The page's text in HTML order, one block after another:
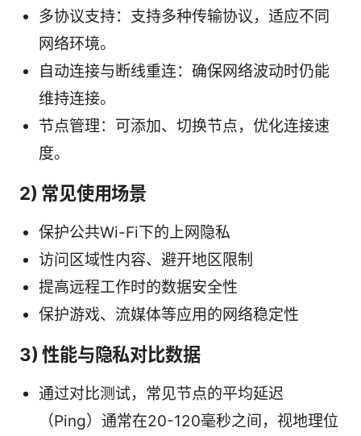
多协议支持：支持多种传输协议，适应不同
网络环境。
自动连接与断线重连：确保网络波动时仍能
维持连接。
节点管理：可添加、切换节点，优化连接速
度。
2) 常见使用场景
保护公共Wi-Fi下的上网隐私
访问区域性内容、避开地区限制
提高远程工作时的数据安全性
保护游戏、流媒体等应用的网络稳定性
3) 性能与隐私对比数据
通过对比测试，常见节点的平均延迟
（Ping）通常在20-120毫秒之间，视地理位